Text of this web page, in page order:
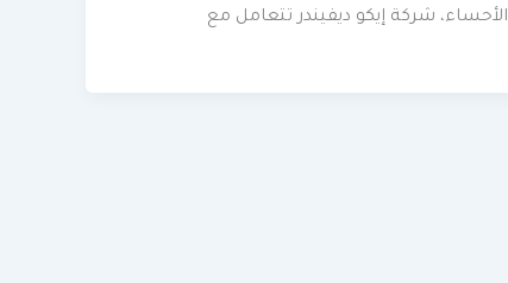
الأحساء، شركة إيكو ديفيندر تتعامل مع